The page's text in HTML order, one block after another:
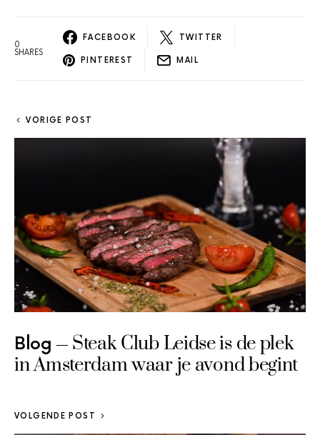
0
SHARES
FACEBOOK TWITTER
PINTEREST MAIL
VORIGE POST
Blog
Steak Club Leidse is de plek
in Amsterdam waar je avond begint
VOLGENDE POST